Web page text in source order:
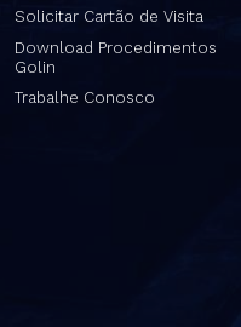
Solicitar Cartão de Visita
Download Procedimentos
Golin
Trabalhe Conosco